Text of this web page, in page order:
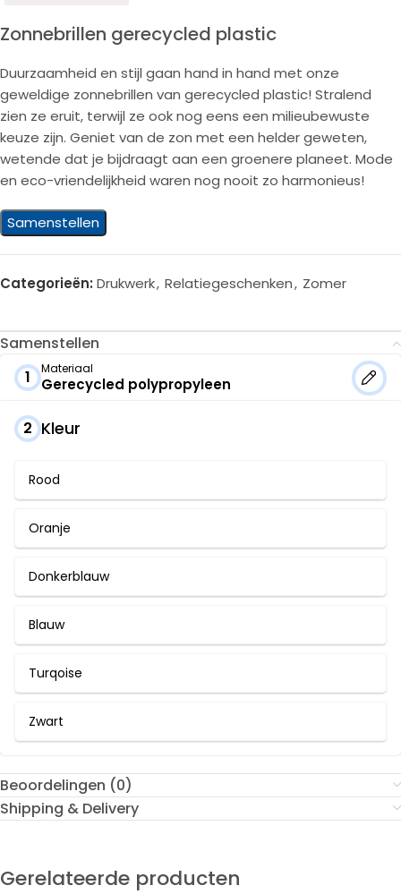
Zonnebrillen gerecycled plastic
Duurzaamheid en stijl gaan hand in hand met onze
geweldige zonnebrillen van gerecycled plastic! Stralend
zien ze eruit, terwijl ze ook nog eens een milieubewuste
keuze zijn. Geniet van de zon met een helder geweten,
wetende dat je bijdraagt aan een groenere planeet. Mode
en eco-vriendelijkheid waren nog nooit zo harmonieus!
Samenstellen
Categorieën: Drukwerk, Relatiegeschenken, Zomer
Samenstellen
1
Materiaal
Gerecycled polypropyleen
2 Kleur
Rood
Oranje
Donkerblauw
Blauw
Turqoise
Zwart
Beoordelingen (0)
Shipping & Delivery
Gerelateerde producten